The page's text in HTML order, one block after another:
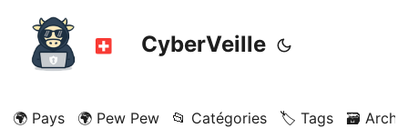
CyberVeille
🌍 Pays 🌍 Pew Pew 📂 Catégories 🏷️ Tags 🗃️